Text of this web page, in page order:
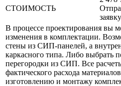
СТОИМОСТЬ
заявку
В процессе проектирования вы
изменения в комплектации.
стены из СИП-панелей, а
каркасного типа. Либо выбрать
перегородки из СИП. Все
фактического расхода
изготовлению и монтажу